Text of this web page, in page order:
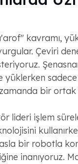
kavramı,
Çeviri
yüklerken
zamanda bir ortak
lideri işlem
bir robotla
inanıyoruz.